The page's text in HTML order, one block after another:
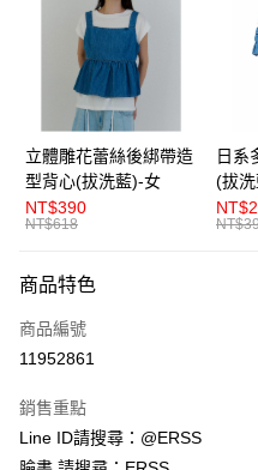
LINE Pay
Apple Pay
街口支付
悠遊付
AFTEE先享後付
相關說明
便利好安心！
２．便利：只要手機號碼，簡訊認證
３．安心：先確認商品／服務後，再
【「AFTEE先享後付」結帳流程】
１．於結帳方式選擇「AFTEE先享
結帳頁面，進行簡訊認證並確認金
２．訂單成立數日內，您將收到繳費
運送方式
全家取貨付款
付款後全家取貨
立體雕花蕾絲後綁帶造
型背心(拔洗藍)-女
NT$390
NT$618
日系
(拔
商品特色
商品編號
11952861
銷售重點
Line ID請搜尋：@ERSS